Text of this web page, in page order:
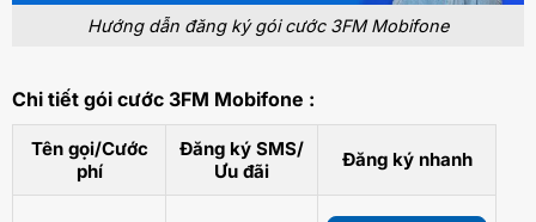
Hướng dẫn đăng ký gói cước 3FM Mobifone
Chi tiết gói cước 3FM Mobifone :
Tên gọi/Cước
phí
Đăng ký SMS/
Ưu đãi
Đăng ký nhanh